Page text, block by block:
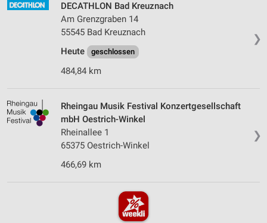
❯
DECATHLON Bad Kreuznach
Am Grenzgraben 14
55545 Bad Kreuznach
Heute
geschlossen
484,84 km
❯
Rheingau Musik Festival Konzertgesellschaft
mbH Oestrich-Winkel
Rheinallee 1
65375 Oestrich-Winkel
466,69 km